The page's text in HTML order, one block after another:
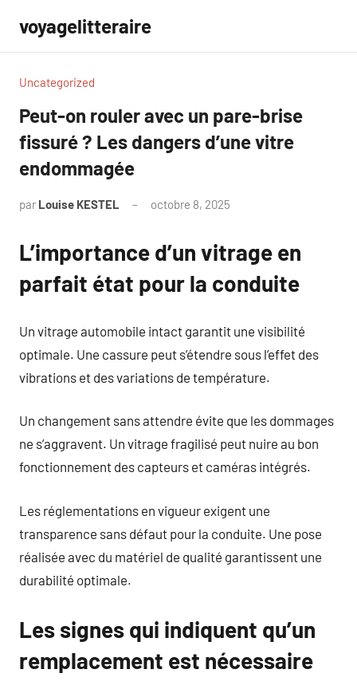
contenu
voyagelitteraire
Uncategorized
Peut-on rouler avec un pare-brise
fissuré ? Les dangers d’une vitre
endommagée
par Louise KESTEL octobre 8, 2025
L’importance d’un vitrage en
parfait état pour la conduite
Un vitrage automobile intact garantit une visibilité
optimale. Une cassure peut s’étendre sous l’effet des
vibrations et des variations de température.
Un changement sans attendre évite que les dommages
ne s’aggravent. Un vitrage fragilisé peut nuire au bon
fonctionnement des capteurs et caméras intégrés.
Les réglementations en vigueur exigent une
transparence sans défaut pour la conduite. Une pose
réalisée avec du matériel de qualité garantissent une
durabilité optimale.
Les signes qui indiquent qu’un
remplacement est nécessaire